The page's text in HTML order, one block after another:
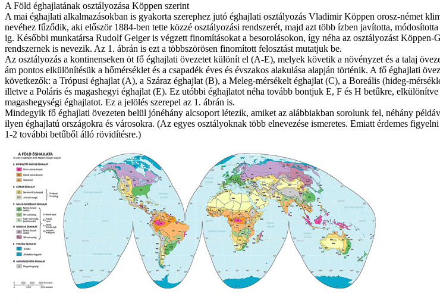
A Föld éghajlatának osztályozása Köppen szerint
A mai éghajlati alkalmazásokban is gyakorta szerephez jutó éghajlati osztályozás Vladimir Köppen orosz-német
nevéhez fűződik, aki először 1884-ben tette közzé osztályozási rendszerét, majd azt több ízben javította, módosította
ig. Későbbi munkatársa Rudolf Geiger is végzett finomításokat a besorolásokon, így néha az osztályozást Köppen-
rendszernek is nevezik. Az 1. ábrán is ezt a többszörösen finomított felosztást mutatjuk be.
Az osztályozás a kontinenseken öt fő éghajlati övezetet különít el (A-E), melyek követik a növényzet és a talaj
ám pontos elkülönítésük a hőmérséklet és a csapadék éves és évszakos alakulása alapján történik. A fő éghajlati
következők: a Trópusi éghajlat (A), a Száraz éghajlat (B), a Meleg-mérsékelt éghajlat (C), a Boreális (hideg-
illetve a Poláris és magashegyi éghajlat (E). Ez utóbbi éghajlatot néha tovább bontjuk E, F és H betűkre, elkülönítve
magashegységi éghajlatot. Ez a jelölés szerepel az 1. ábrán is.
Mindegyik fő éghajlati övezeten belül jónéhány alcsoport létezik, amiket az alábbiakban sorolunk fel, néhány
ilyen éghajlatú országokra és városokra. (Az egyes osztályoknak több elnevezése ismeretes. Emiatt érdemes
1-2 további betűből álló rövidítésre.)